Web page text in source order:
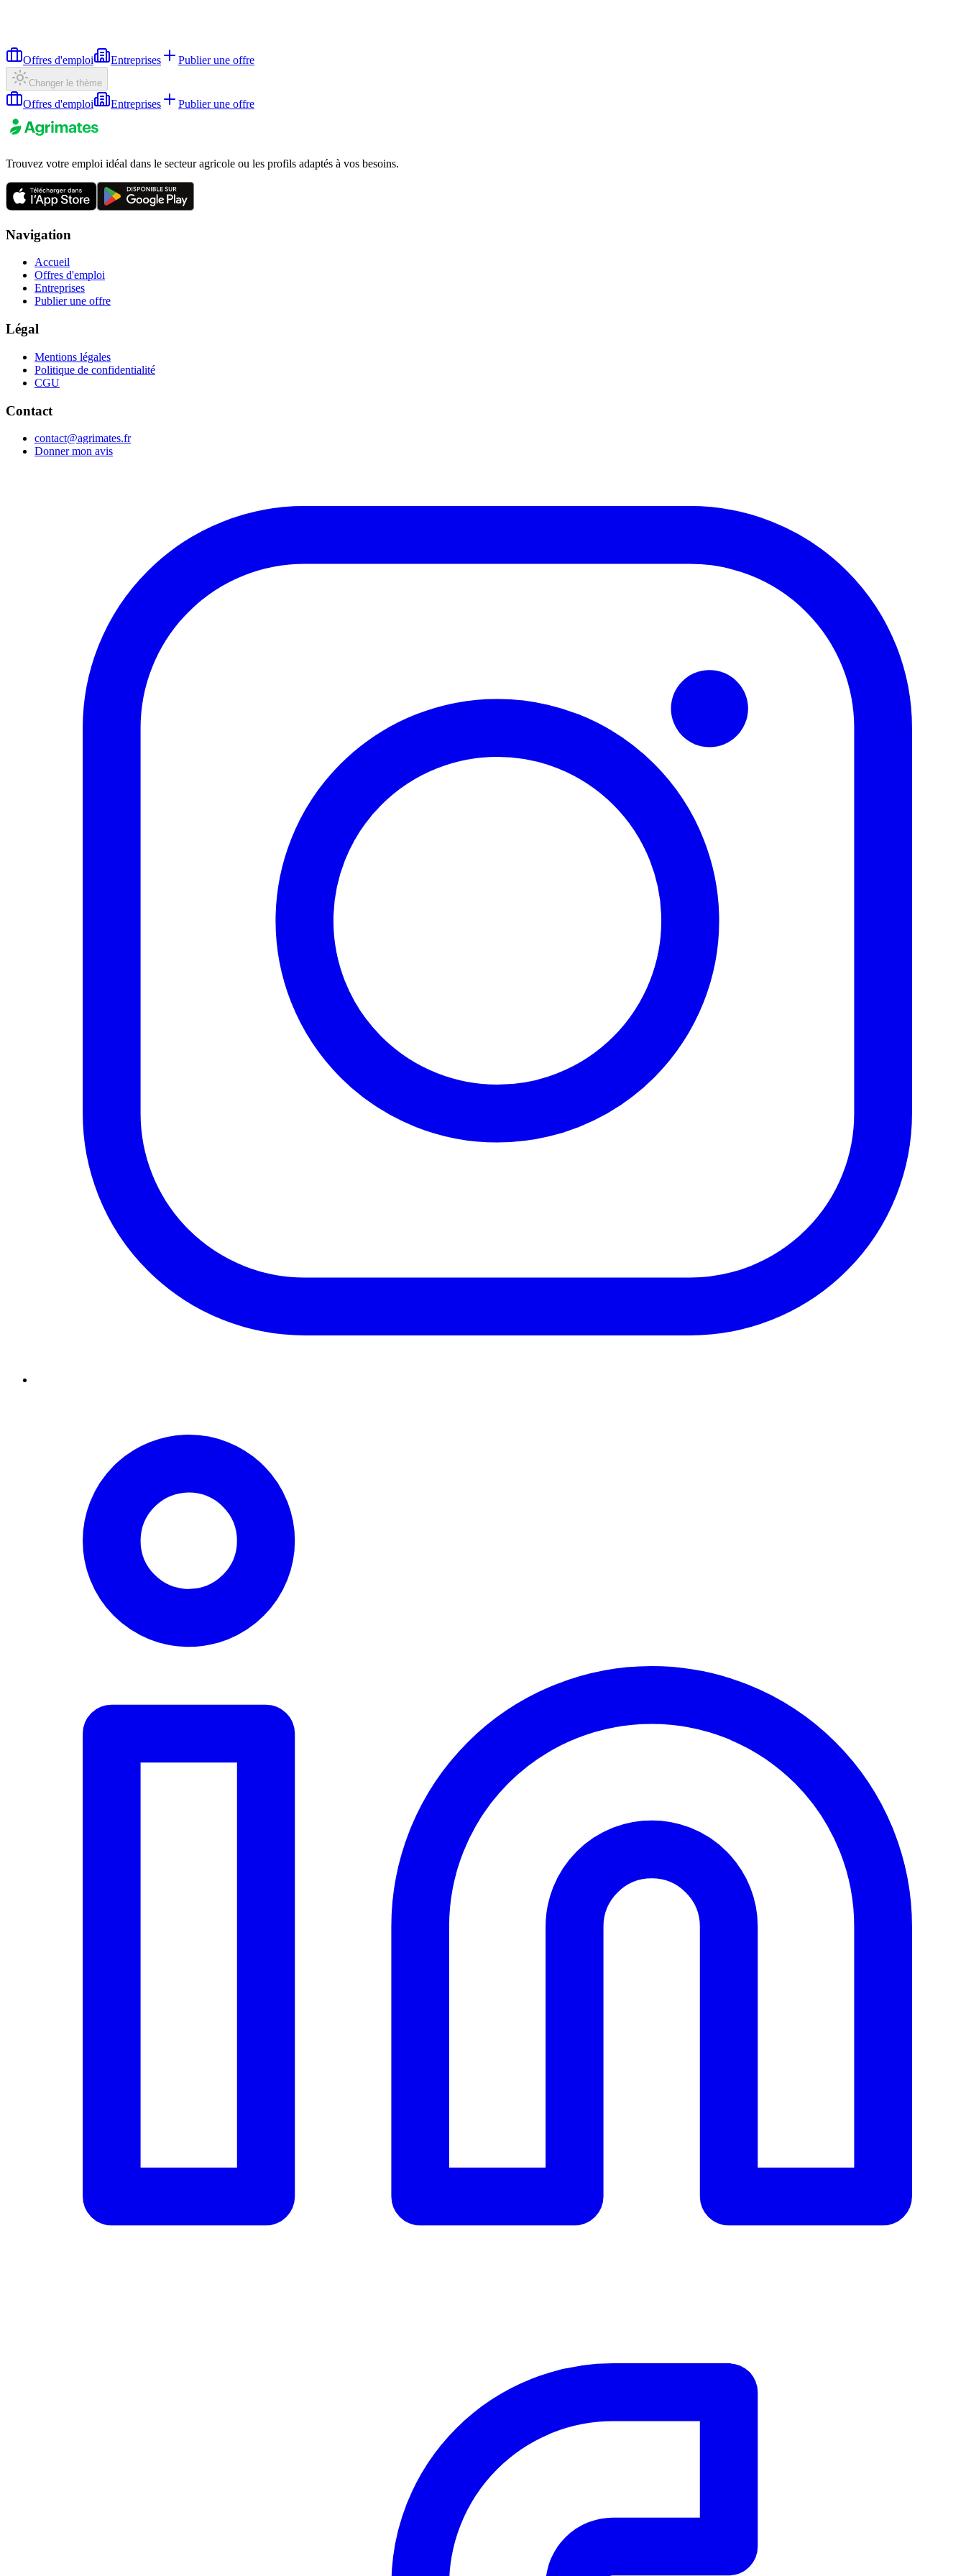
Offres d'emploi Entreprises Publier une offre
Changer le thème
Offres d'emploi Entreprises Publier une offre
Trouvez votre emploi idéal dans le secteur agricole ou les profils adaptés à vos besoins.
Navigation
Accueil
Offres d'emploi
Entreprises
Publier une offre
Légal
Mentions légales
Politique de confidentialité
CGU
Contact
contact@agrimates.fr
Donner mon avis